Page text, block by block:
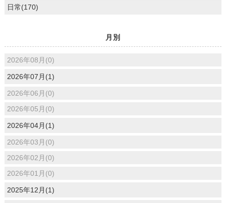
日常(170)
月別
2026年08月(0)
2026年07月(1)
2026年06月(0)
2026年05月(0)
2026年04月(1)
2026年03月(0)
2026年02月(0)
2026年01月(0)
2025年12月(1)